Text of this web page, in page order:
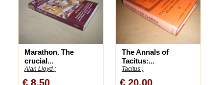
Marathon. The
crucial...
Alan Lloyd ;
€ 8,50
The Annals of
Tacitus:...
Tacitus ;
€ 20,00